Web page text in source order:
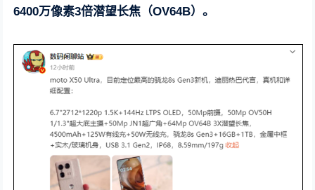
6400万像素3倍潜望长焦（OV64B）。